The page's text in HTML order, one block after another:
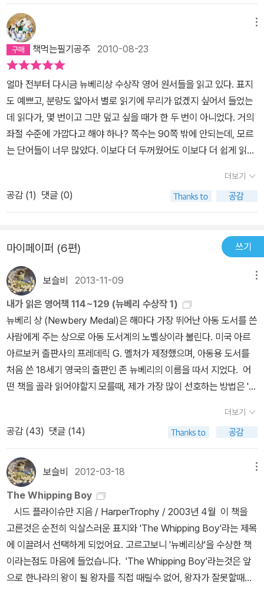
책먹는필기공주 2010-08-23
얼마 전부터 다시금 뉴베리상 수상작 영어 원서들을 읽고 있다. 표지
도 예쁘고, 분량도 얇아서 별로 읽기에 무리가 없겠지 싶어서 들었는
데 읽다가, 몇 번이고 그만 덮고 싶을 때가 한 두 번이 아니었다. 거의
좌절 수준에 가깝다고 해야 하나? 쪽수는 90쪽 밖에 안되는데, 모르
는 단어들이 너무 많았다. 이보다 더 두꺼웠어도 이보다 더 쉽게 읽히
덮어버리려고 했으나, 이 책을 읽다가 덮으면 나중에 또 다시 처음부
터 읽어야 할 것 같고 해서 모르는 단어들 표시해가면서 그냥 대충 추
론하거나 넘어가면서 읽고 내용들을 어느정도 다 이해했다. 17~18
맞아주는 아이 제도가 있었다고 한다. 그 제도에 기인하여 쓴 이야기
라고 해야 하나? Brat 왕자는 공부하기도 싫어하고 예의범절도 모르
고 말도 안 듣는 왕자였다. 그런 왕자의 매를 대신 맞아주는 아이는 바
로 지미라는 아이였다. 지미는 매를 맞으면서도 결코 눈물 흘리지 않
았고, 왕자는 읽고 쓰고 셈을 계산할 줄도 몰랐으나 총명한 지미는 어
깨 너머로 그 모든 것들을 하나씩 배워 나갔다. 모든 것이 따분할 뿐이
고 지루했던 왕자는 지미에게 궁밖을 나가자고 하고, 아빠와 살던 궁
밖이 그리워진 지미는 동행한다. 궁밖에 빠져나간 지미와 왕자는 두
명의 노상강도인 코 베가는 빌리와 송곳칼이라는 자와 계속 얽히면서
서도 자기 뜻대로 될 줄 알지만 자기 뜻대로 모든게 쉽게 되지 않고,
다른 사람들을 도와주기도 하고, 지미 대신 채찍도 맞기도 한다. 그리
고 백성들이 자신을 형편없는 망나니 왕자라고 부르면서 걱정하는 것
을 지켜보면서 자신의 지난날을 되돌아보고 반성하게 된다. 계속해서
두 명의 노상강도와 얽히면서 생명의 위기를 겪지만 결국 둘은 무사
히 빠져 나오고, 성으로 돌아와 신분을 뛰어 넘어 친밀한 우정을 깨닫
게 되며 다시 제대로 돌아온 왕자는 바른 모습으로 변해간다. 이 책을
읽으면서 마크 트웨인의 <왕자와 거지>가 문득 떠올랐다. 조금 다른
느낌이지만, 비슷한 부분도 약간은 있어서. 모르는 단어들이 너무 많
아서 버벅댔지만, 끝까지 읽어냈다는 것에 뿌듯함을 느끼고 배울 점
많은 재밌는 이야기라고 본다. 어쨌든, 모르는 단어들을 그냥 방치할
더보기
공감 (1) 댓글 (0)
마이페이퍼 (6편) 쓰기
보슬비 2013-11-09
내가 읽은 영어책 114~129 (뉴베리 수상작 1)
뉴베리 상 (Newbery Medal)은 해마다 가장 뛰어난 아동 도서를 쓴
사람에게 주는 상으로 아동 도서계의 노벨상이라 불린다. 미국 아르
아르보커 출판사의 프레데릭 G. 멜처가 제정했으며, 아동용 도서를
처음 쓴 18세기 영국의 출판인 존 뉴베리의 이름을 따서 지었다. 어
떤 책을 골라 읽어야할지 모를때, 제가 가장 많이 선호하는 방법은 '뉴
어린이와 청소년을 위한 문학이다보니 감동과 재미 게다가 교훈까지
확실히 전달해주거든요. 요즘은 오디오북도 듣기 시작하며서 오디오
북과 함께 읽지 않은 뉴베리 수상작품들은 오디오북만 다시 들어볼
계획입니다. 뉴베리 수상작품들은 대부분 번역되어있어, 영어책 읽으
면서 제대로 이해하고 있는지 의심스러울때 비교해서 읽어봐도 도움
이 되어요. ^^ 114. The House of the Scorpion 제목과 표지
가 마음에 구입했지만, 너무 두꺼워서 읽는데 좀 시간이 걸렸던것 같
아요. 하지만 막상 책을 읽는순간 완전 몰입해서 전혀 책이 두껍게 느
껴지지 않았답니다. 뉴베리 수상작을 좋아하는 이유중에 하나가 어린
이 책이라고 장르가 현실에 한정적이지 않다는거랍니다. 'The Hou
se of the Scorpion'는 SF장르로 인간 복제가 가능한 미래 세계에
더보기
공감 (43) 댓글 (14)
보슬비 2012-03-18
The Whipping Boy
시드 플라이슈만 지음 / HarperTrophy / 2003년 4월 이 책을
고른것은 순전히 익살스러운 표지와 'The Whipping Boy'라는 제목
에 이끌려서 선택하게 되었어요. 고르고보니 '뉴베리상'을 수상한 책
이라는점도 마음에 들었습니다. 'The Whipping Boy'라는것은 앞
으로 한나라의 왕이 될 왕자를 직접 때릴수 없어, 왕자가 잘못할때마